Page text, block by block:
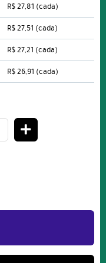
R$ 27,81 (cada)
R$ 27,51 (cada)
R$ 27,21 (cada)
R$ 26,91 (cada)